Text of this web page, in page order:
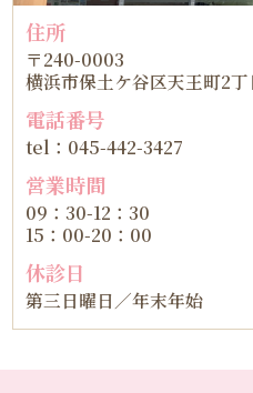
住所
〒240-0003
横浜市保土ケ谷区天王町2
電話番号
tel：045-442-3427
営業時間
09：30-12：30
15：00-20：00
休診日
第三日曜日／年末年始